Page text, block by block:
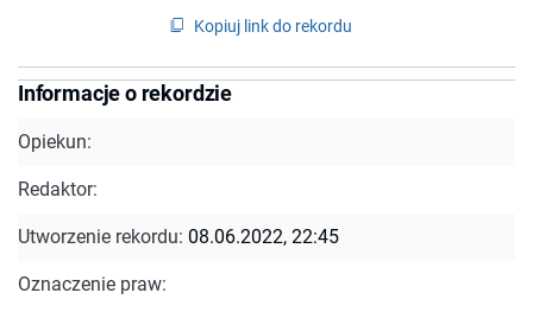
Kopiuj link do rekordu
Informacje o rekordzie
Opiekun:
Redaktor:
Utworzenie rekordu: 08.06.2022, 22:45
Oznaczenie praw: